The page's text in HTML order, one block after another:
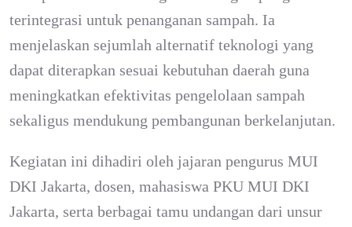
terintegrasi untuk penanganan sampah. Ia
menjelaskan sejumlah alternatif teknologi yang
dapat diterapkan sesuai kebutuhan daerah guna
meningkatkan efektivitas pengelolaan sampah
sekaligus mendukung pembangunan berkelanjutan.
Kegiatan ini dihadiri oleh jajaran pengurus MUI
DKI Jakarta, dosen, mahasiswa PKU MUI DKI
Jakarta, serta berbagai tamu undangan dari unsur